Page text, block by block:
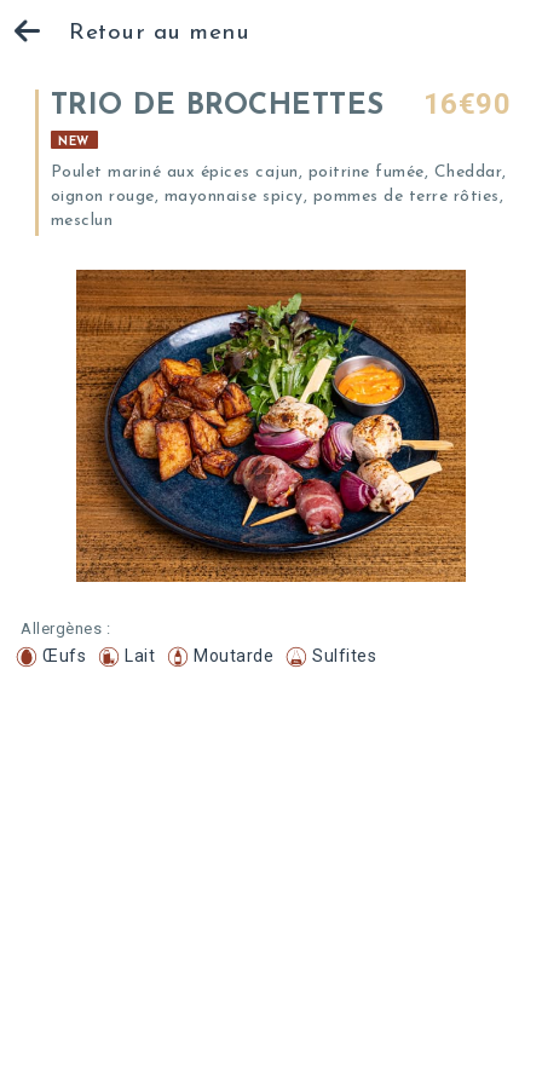
Retour au menu
TRIO DE BROCHETTES 16€90
NEW
Poulet mariné aux épices cajun, poitrine fumée, Cheddar,
oignon rouge, mayonnaise spicy, pommes de terre rôties,
mesclun
Allergènes :
Œufs Lait Moutarde Sulfites